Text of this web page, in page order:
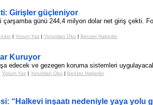
Girişler güçleniyor
günü 244,4 milyon dolar net giriş çekti.
| Yorum Yaz | Yorumları Oku | Benzer Haberler
Kuruyor
edecek ve gezegen koruma sistemleri
Yorum Yaz | Yorumları Oku | Benzer Haberler
“Halkevi inşaatı nedeniyle yaya yolu